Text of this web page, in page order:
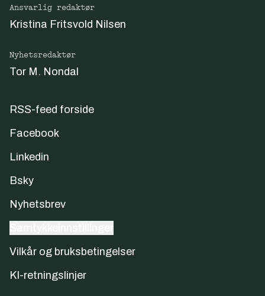
Ansvarlig redaktør
Kristina Fritsvold Nilsen
Nyhetsredaktør
Tor M. Nondal
RSS-feed forside
Facebook
Linkedin
Bsky
Nyhetsbrev
Vilkår og bruksbetingelser
KI-retningslinjer